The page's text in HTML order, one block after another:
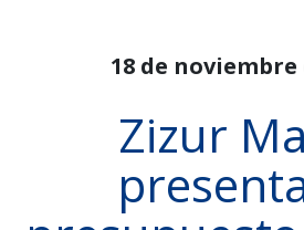
18 de noviembre
Zizur